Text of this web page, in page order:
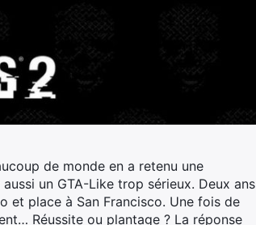
de monde en a retenu une
un GTA-Like trop sérieux. Deux ans
et place à San Francisco. Une fois de
Réussite ou plantage ? La réponse